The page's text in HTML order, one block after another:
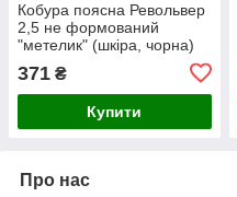
Кобура поясна Револьвер
2,5 не формований
"метелик" (шкіра, чорна)
371 ₴
Купити
Про нас